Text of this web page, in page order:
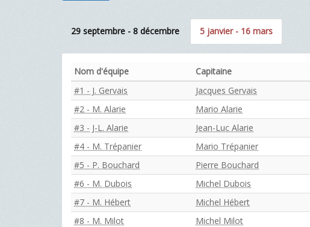
29 septembre - 8 décembre 5 janvier - 16 mars
Nom d'équipe Capitaine
#1 - J. Gervais
Jacques Gervais
#2 - M. Alarie
Mario Alarie
#3 - J-L. Alarie
Jean-Luc Alarie
#4 - M. Trépanier
Mario Trépanier
#5 - P. Bouchard
Pierre Bouchard
#6 - M. Dubois
Michel Dubois
#7 - M. Hébert
Michel Hébert
#8 - M. Milot
Michel Milot